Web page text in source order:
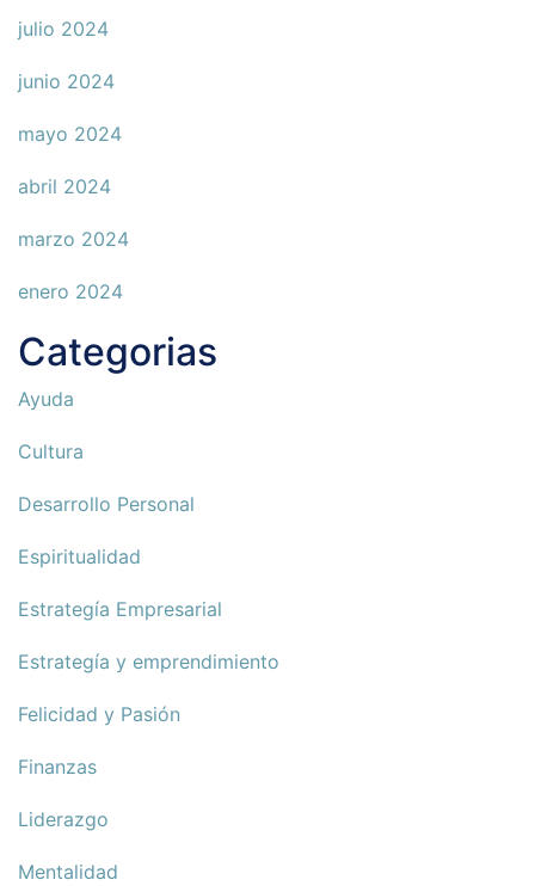
julio 2024
junio 2024
mayo 2024
abril 2024
marzo 2024
enero 2024
Categorias
Ayuda
Cultura
Desarrollo Personal
Espiritualidad
Estrategía Empresarial
Estrategía y emprendimiento
Felicidad y Pasión
Finanzas
Liderazgo
Mentalidad